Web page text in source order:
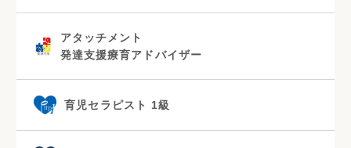
アタッチメント
発達支援療育アドバイザー
育児セラピスト 1級